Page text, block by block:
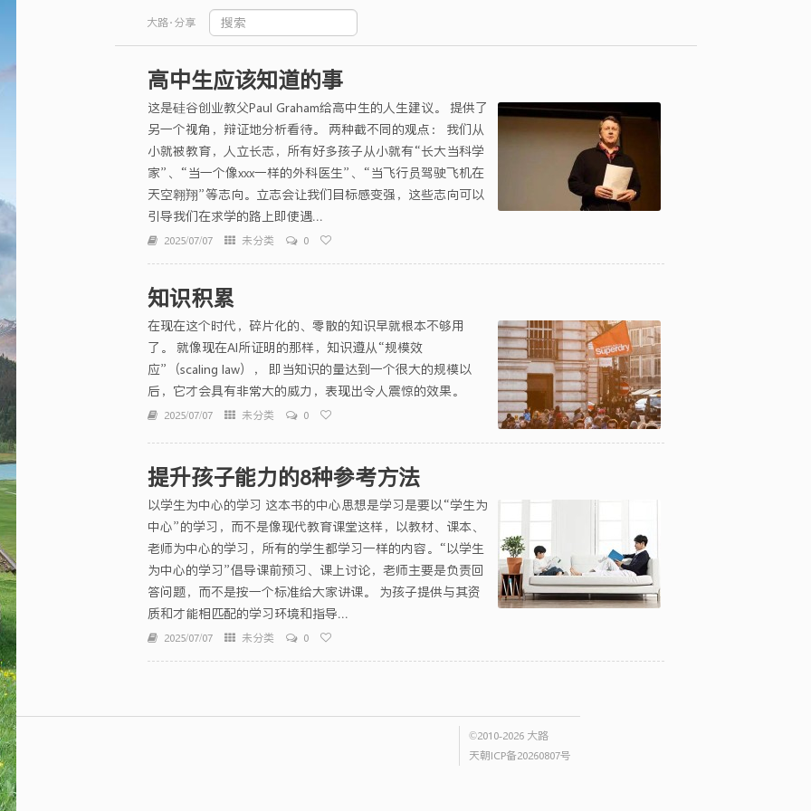
大路·分享
高中生应该知道的事
这是硅谷创业教父Paul Graham给高中生的人生建议。 提供了
另一个视角，辩证地分析看待。 两种截不同的观点： 我们从
小就被教育，人立长志，所有好多孩子从小就有“长大当科学
家”、“当一个像xxx一样的外科医生”、“当飞行员驾驶飞机在
天空翱翔”等志向。立志会让我们目标感变强，这些志向可以
引导我们在求学的路上即使遇...
2025/07/07 未分类 0
知识积累
在现在这个时代，碎片化的、零散的知识早就根本不够用
了。 就像现在AI所证明的那样，知识遵从“规模效
应”（scaling law）， 即当知识的量达到一个很大的规模以
后，它才会具有非常大的威力，表现出令人震惊的效果。
2025/07/07 未分类 0
提升孩子能力的8种参考方法
以学生为中心的学习 这本书的中心思想是学习是要以“学生为
中心”的学习，而不是像现代教育课堂这样，以教材、课本、
老师为中心的学习，所有的学生都学习一样的内容。“以学生
为中心的学习”倡导课前预习、课上讨论，老师主要是负责回
答问题，而不是按一个标准给大家讲课。 为孩子提供与其资
质和才能相匹配的学习环境和指导...
2025/07/07 未分类 0
©2010-2026 大路
天朝ICP备20260807号